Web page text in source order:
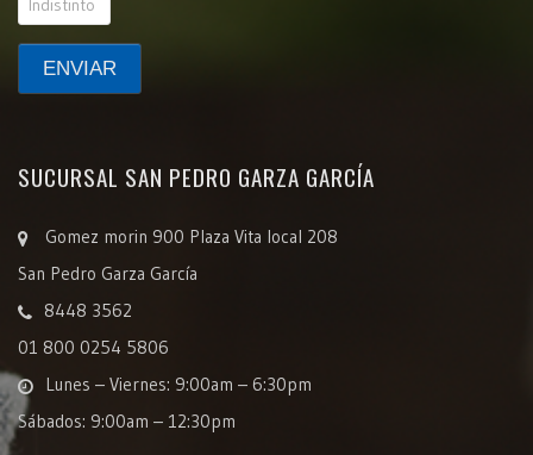
SUCURSAL SAN PEDRO GARZA GARCÍA
Gomez morin 900 Plaza Vita local 208
San Pedro Garza García
8448 3562
01 800 0254 5806
Lunes – Viernes: 9:00am – 6:30pm
Sábados: 9:00am – 12:30pm